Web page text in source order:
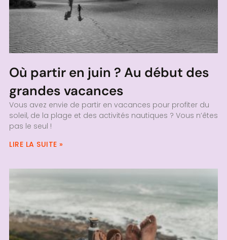
Où partir en juin ? Au début des
grandes vacances
Vous avez envie de partir en vacances pour profiter du
soleil, de la plage et des activités nautiques ? Vous n’êtes
pas le seul !
LIRE LA SUITE »